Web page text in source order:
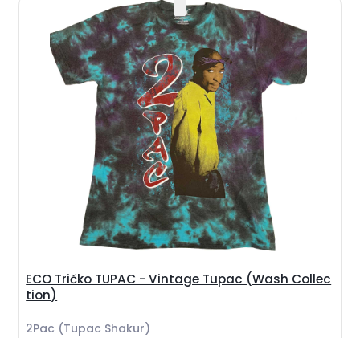
ECO Tričko TUPAC - Vintage Tupac (Wash Collec
tion)
2Pac (Tupac Shakur)